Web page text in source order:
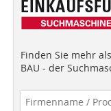
Finden Sie mehr
BAU - der